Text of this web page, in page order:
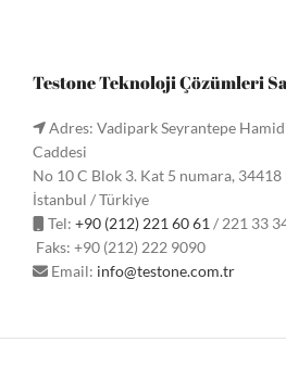
Testone Teknoloji Çözümleri
Adres: Vadipark Seyrantepe
Caddesi
No 10 C Blok 3. Kat 5 numara, 34418
İstanbul / Türkiye
Tel: +90 (212) 221 60 61/ 221 33
Faks: +90 (212) 222 9090
Email: info@testone.com.tr